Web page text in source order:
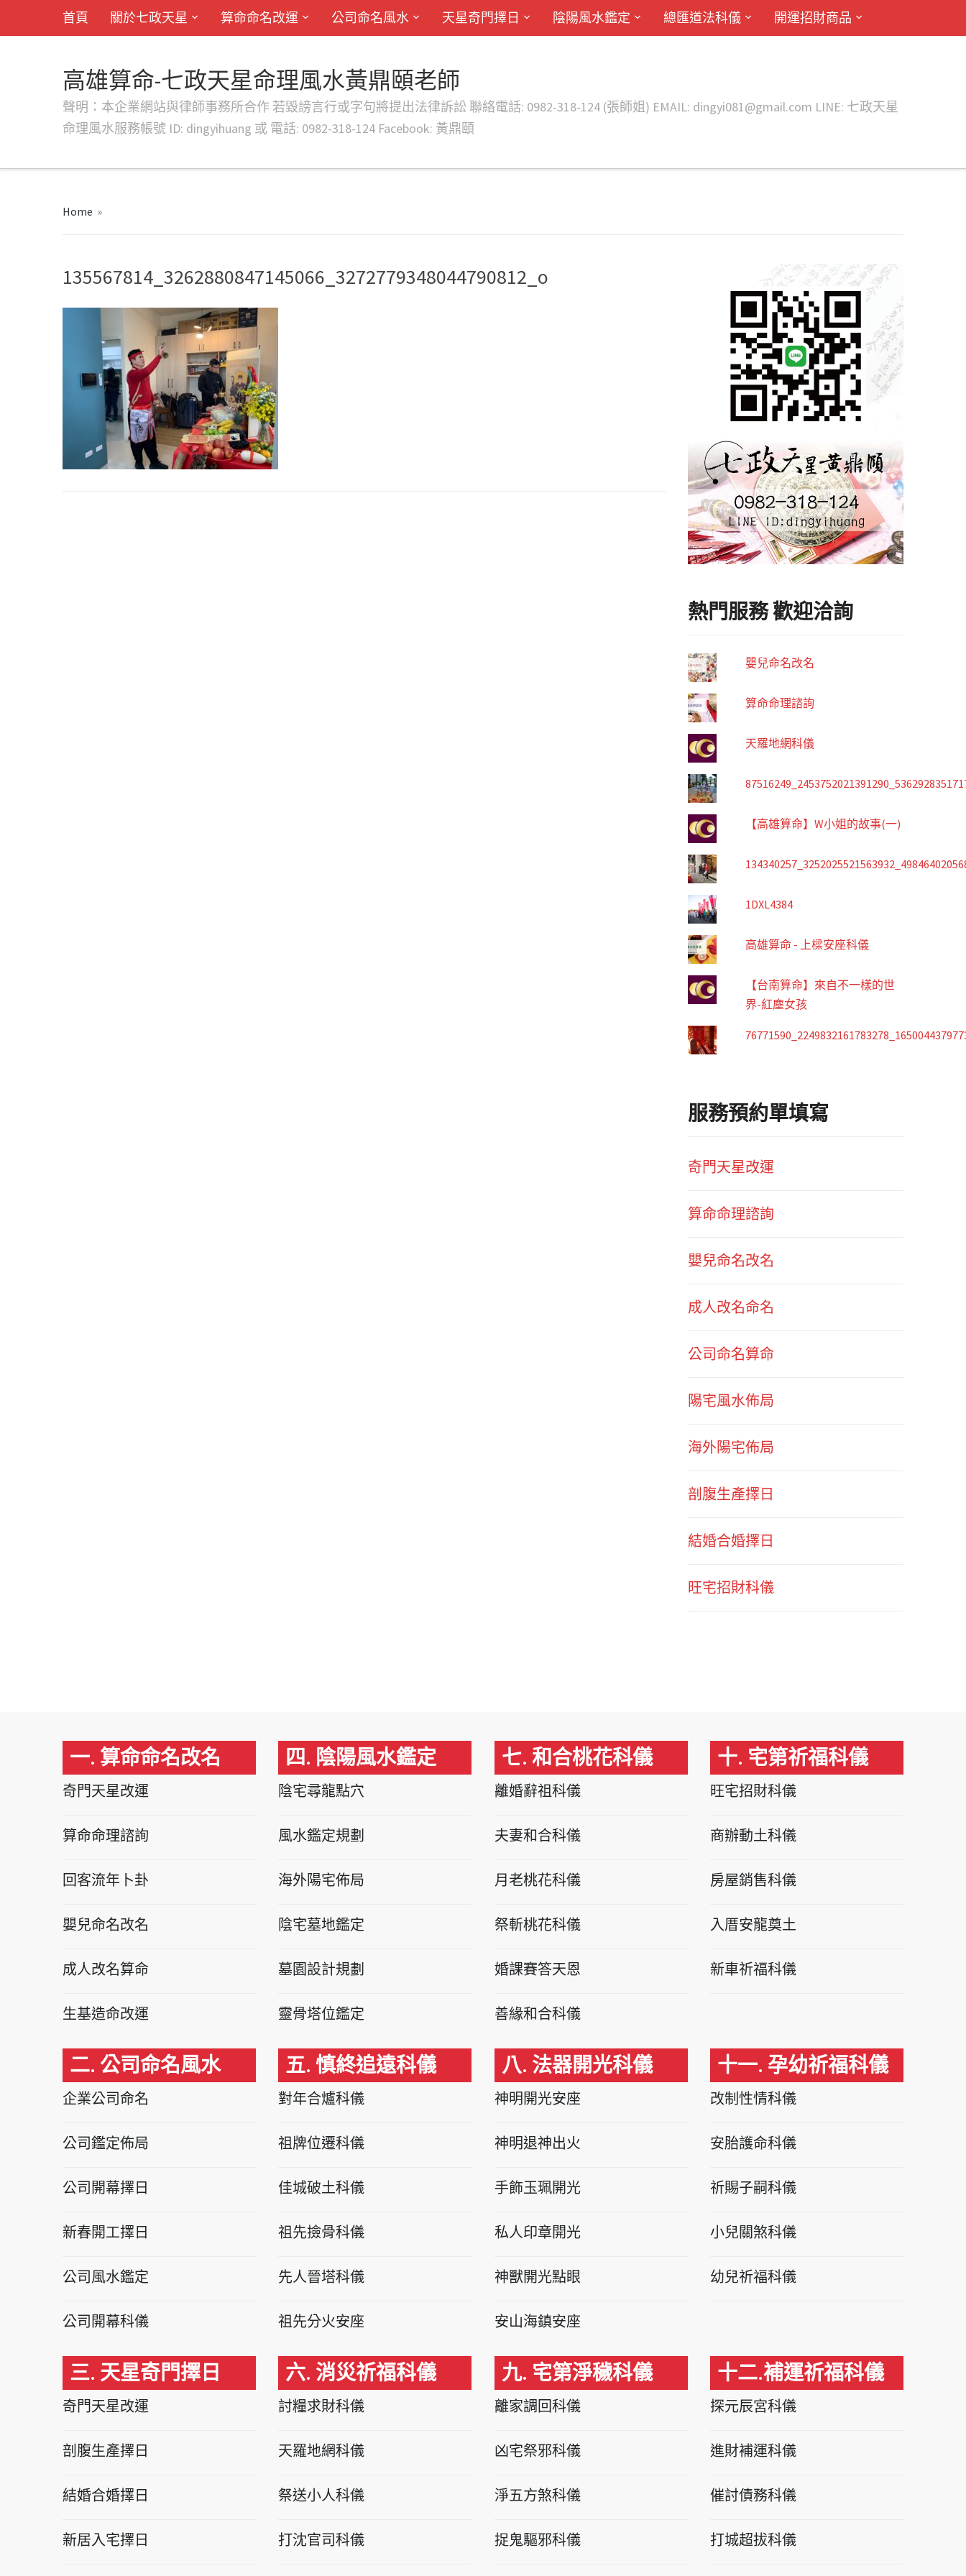
首頁 關於七政天星 算命命名改運 公司命名風水 天星奇門擇日 陰陽風水鑑定 總匯道法科儀 開運招財商品
高雄算命-七政天星命理風水黃鼎頤老師
聲明：本企業網站與律師事務所合作 若毀謗言行或字句將提出法律訴訟 聯絡電話: 0982-318-124 (張師姐) EMAIL: dingyi081@gmail.com LINE: 七政天星
命理風水服務帳號 ID: dingyihuang 或 電話: 0982-318-124 Facebook: 黃鼎頤
Home »
135567814_3262880847145066_3272779348044790812_o
熱門服務 歡迎洽詢
嬰兒命名改名
算命命理諮詢
天羅地網科儀
【高雄算命】W小姐的故事(一)
1DXL4384
高雄算命 - 上樑安座科儀
【台南算命】來自不一樣的世
界-紅塵女孩
服務預約單填寫
奇門天星改運
算命命理諮詢
嬰兒命名改名
成人改名命名
公司命名算命
陽宅風水佈局
海外陽宅佈局
剖腹生產擇日
結婚合婚擇日
旺宅招財科儀
一. 算命命名改名
奇門天星改運
算命命理諮詢
回客流年卜卦
嬰兒命名改名
成人改名算命
生基造命改運
二. 公司命名風水
企業公司命名
公司鑑定佈局
公司開幕擇日
新春開工擇日
公司風水鑑定
公司開幕科儀
三. 天星奇門擇日
奇門天星改運
剖腹生產擇日
結婚合婚擇日
新居入宅擇日
四. 陰陽風水鑑定
陰宅尋龍點穴
風水鑑定規劃
海外陽宅佈局
陰宅墓地鑑定
墓園設計規劃
靈骨塔位鑑定
五. 慎終追遠科儀
對年合爐科儀
祖牌位遷科儀
佳城破土科儀
祖先撿骨科儀
先人晉塔科儀
祖先分火安座
六. 消災祈福科儀
討糧求財科儀
天羅地網科儀
祭送小人科儀
打沈官司科儀
七. 和合桃花科儀
離婚辭祖科儀
夫妻和合科儀
月老桃花科儀
祭斬桃花科儀
婚課賽答天恩
善緣和合科儀
八. 法器開光科儀
神明開光安座
神明退神出火
手飾玉珮開光
私人印章開光
神獸開光點眼
安山海鎮安座
九. 宅第淨穢科儀
離家調回科儀
凶宅祭邪科儀
淨五方煞科儀
捉鬼驅邪科儀
十. 宅第祈福科儀
旺宅招財科儀
商辦動土科儀
房屋銷售科儀
入厝安龍奠土
新車祈福科儀
十一. 孕幼祈福科儀
改制性情科儀
安胎護命科儀
祈賜子嗣科儀
小兒關煞科儀
幼兒祈福科儀
十二.補運祈福科儀
探元辰宮科儀
進財補運科儀
催討債務科儀
打城超拔科儀